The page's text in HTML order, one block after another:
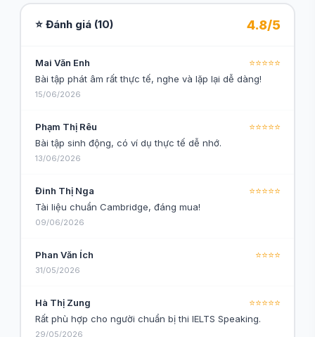
⭐ Đánh giá (10) 4.8/5
Mai Văn Enh
⭐⭐⭐⭐⭐
Bài tập phát âm rất thực tế, nghe và lặp lại dễ dàng!
15/06/2026
Phạm Thị Rêu
⭐⭐⭐⭐⭐
Bài tập sinh động, có ví dụ thực tế dễ nhớ.
13/06/2026
Đinh Thị Nga
⭐⭐⭐⭐⭐
Tài liệu chuẩn Cambridge, đáng mua!
09/06/2026
Phan Văn Ích ⭐⭐⭐⭐
31/05/2026
Hà Thị Zung
⭐⭐⭐⭐⭐
Rất phù hợp cho người chuẩn bị thi IELTS Speaking.
29/05/2026